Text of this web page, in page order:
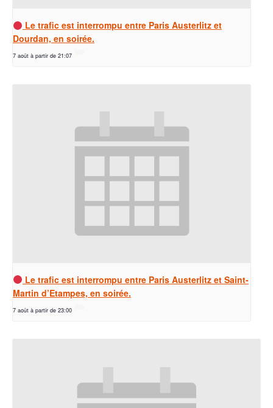
Le trafic est interrompu entre Paris Austerlitz et
Dourdan, en soirée.
7 août à partir de 21:07
Le trafic est interrompu entre Paris Austerlitz et Saint-
Martin d’Etampes, en soirée.
7 août à partir de 23:00